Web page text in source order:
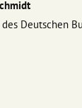
Deutschen